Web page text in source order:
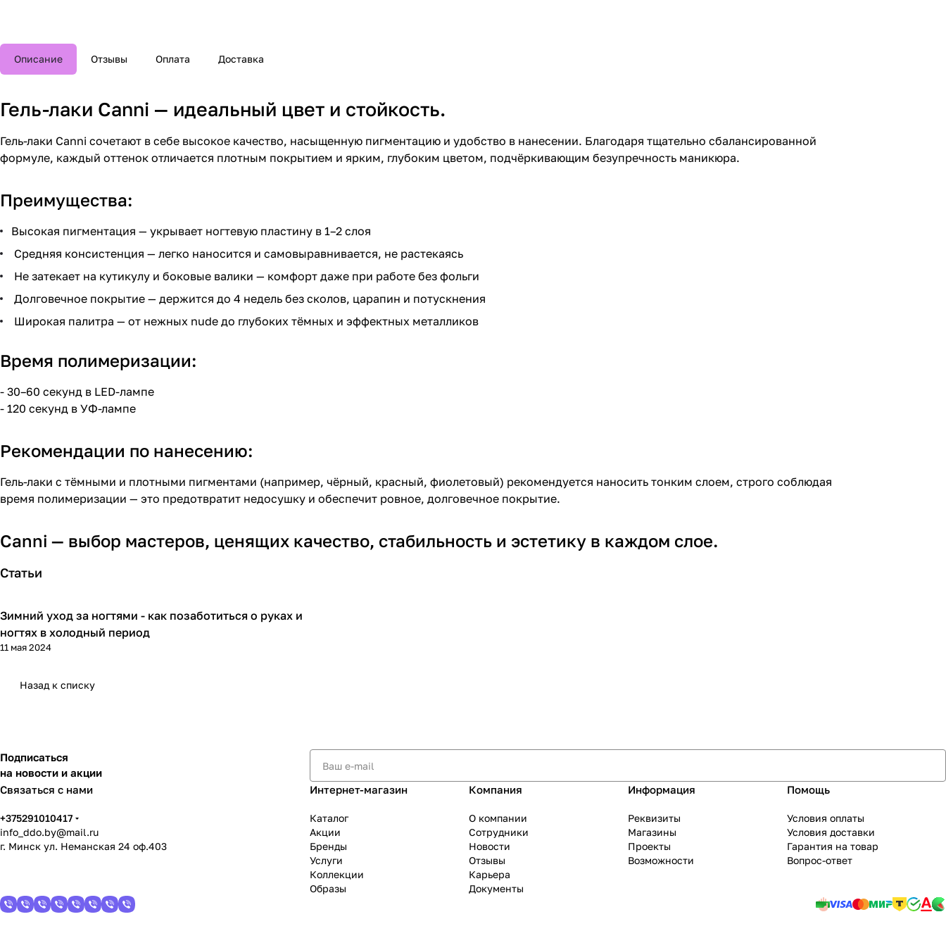
Описание Отзывы Оплата Доставка
Гель-лаки Canni — идеальный цвет и стойкость.
Гель-лаки Canni сочетают в себе высокое качество, насыщенную пигментацию и удобство в нанесении. Благодаря тщательно сбалансированной
формуле, каждый оттенок отличается плотным покрытием и ярким, глубоким цветом, подчёркивающим безупречность маникюра.
Преимущества:
Высокая пигментация — укрывает ногтевую пластину в 1–2 слоя
Средняя консистенция — легко наносится и самовыравнивается, не растекаясь
Не затекает на кутикулу и боковые валики — комфорт даже при работе без фольги
Долговечное покрытие — держится до 4 недель без сколов, царапин и потускнения
Широкая палитра — от нежных nude до глубоких тёмных и эффектных металликов
Время полимеризации:
- 30–60 секунд в LED-лампе
- 120 секунд в УФ-лампе
Рекомендации по нанесению:
Гель-лаки с тёмными и плотными пигментами (например, чёрный, красный, фиолетовый) рекомендуется наносить тонким слоем, строго соблюдая
время полимеризации — это предотвратит недосушку и обеспечит ровное, долговечное покрытие.
Canni — выбор мастеров, ценящих качество, стабильность и эстетику в каждом слое.
Статьи
Гайды мастера
Зимний уход за ногтями - как позаботиться о руках и
ногтях в холодный период
11 мая 2024
Назад к списку
Подписаться
на новости и акции
Связаться с нами
+375291010417
info_ddo.by@mail.ru
г. Минск ул. Неманская 24 оф.403
Интернет-магазин
Каталог
Акции
Бренды
Услуги
Коллекции
Образы
Компания
О компании
Сотрудники
Новости
Отзывы
Карьера
Документы
Информация
Реквизиты
Магазины
Проекты
Возможности
Помощь
Условия оплаты
Условия доставки
Гарантия на товар
Вопрос-ответ